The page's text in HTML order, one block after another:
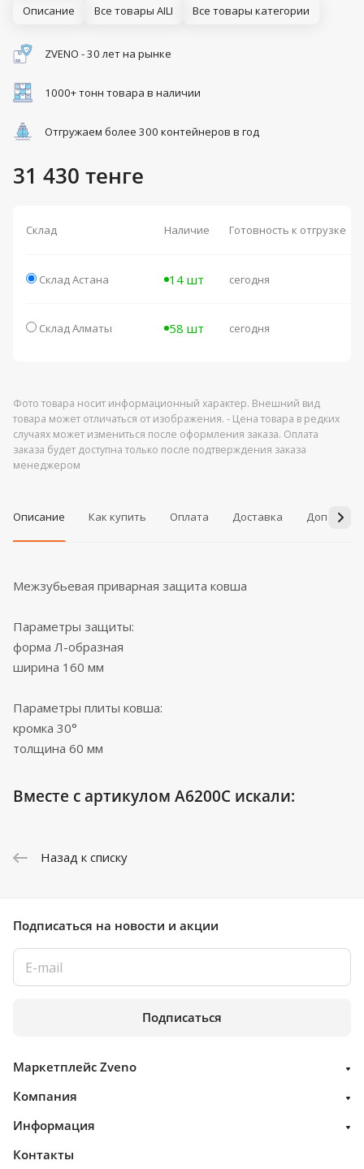
Описание Все товары AILI Все товары категории
ZVENO - 30 лет на рынке
1000+ тонн товара в наличии
Отгружаем более 300 контейнеров в год
31 430 тенге
Склад Наличие Готовность к отгрузке
Склад Астана 14 шт сегодня
Склад Алматы 58 шт сегодня
Фото товара носит информационный характер. Внешний вид
товара может отличаться от изображения. - Цена товара в редких
случаях может измениться после оформления заказа. Оплата
заказа будет доступна только после подтверждения заказа
менеджером
Описание Как купить Оплата Доставка
Межзубьевая приварная защита ковша
Параметры защиты:
форма Л-образная
ширина 160 мм
Параметры плиты ковша:
кромка 30°
толщина 60 мм
Вместе с артикулом A6200C искали:
Назад к списку
Подписаться на новости и акции
Подписаться
Маркетплейс Zveno
Компания
Информация
Контакты